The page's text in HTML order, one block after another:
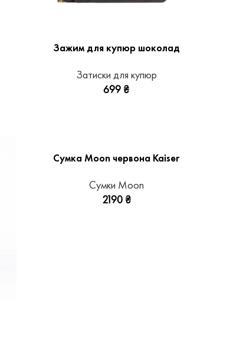
Зажим для купюр шоколад
Затиски для купюр
699 ₴
Сумка Moon червона Kaiser
Сумки Moon
2190 ₴